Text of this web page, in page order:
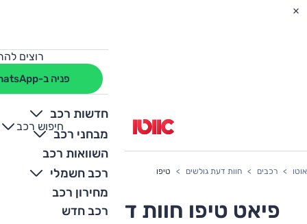
רוצים
פניה ב-WhatsApp
חדשות רכב
מבחני רכב
השוואות רכב
רכב חשמלי
מחירון רכב
רכב חדש
חיפוש רכב
+
-
אוטו רכבים חוות דעת גולשים טיפו
פיאט טיפו חוות דעת גולשים